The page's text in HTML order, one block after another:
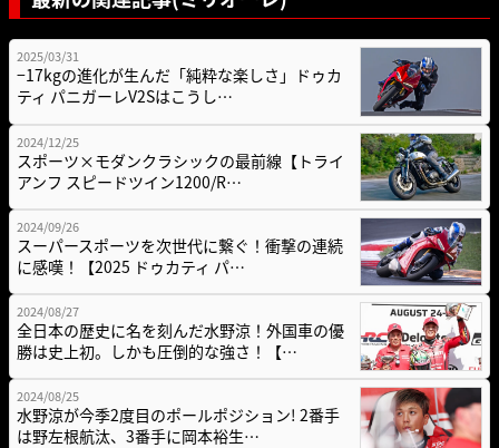
2025/03/31
−17kgの進化が生んだ「純粋な楽しさ」ドゥカ
ティ パニガーレV2Sはこうし…
2024/12/25
スポーツ×モダンクラシックの最前線【トライ
アンフ スピードツイン1200/R…
2024/09/26
スーパースポーツを次世代に繋ぐ！衝撃の連続
に感嘆！【2025 ドゥカティ パ…
2024/08/27
全日本の歴史に名を刻んだ水野涼！外国車の優
勝は史上初。しかも圧倒的な強さ！【…
2024/08/25
水野涼が今季2度目のポールポジション! 2番手
は野左根航汰、3番手に岡本裕生…